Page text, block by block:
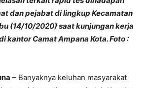
dan pejabat di lingkup Kecamatan
(14/10/2020) saat kunjungan kerja
kantor Camat Ampana Kota. Foto :
– Banyaknya keluhan masyarakat